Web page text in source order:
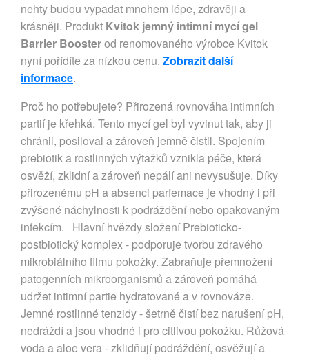
nehty budou vypadat mnohem lépe, zdravěji a
krásněji. Produkt Kvitok jemný intimní mycí gel
Barrier Boosterod renomovaného výrobce Kvitok
nyní pořídíte za nízkou cenu. Zobrazit další
informace.
Proč ho potřebujete? Přirozená rovnováha intimních
partií je křehká. Tento mycí gel byl vyvinut tak, aby ji
chránil, posiloval a zároveň jemně čistil. Spojením
prebiotik a rostlinných výtažků vznikla péče, která
osvěží, zklidní a zároveň nepálí ani nevysušuje. Díky
přirozenému pH a absenci parfemace je vhodný i při
zvýšené náchylnosti k podráždění nebo opakovaným
infekcím. Hlavní hvězdy složení Prebioticko-
postbiotický komplex - podporuje tvorbu zdravého
mikrobiálního filmu pokožky. Zabraňuje přemnožení
patogenních mikroorganismů a zároveň pomáhá
udržet intimní partie hydratované a v rovnováze.
Jemné rostlinné tenzidy - šetrně čistí bez narušení pH,
nedráždí a jsou vhodné i pro citlivou pokožku. Růžová
voda a aloe vera - zklidňují podráždění, osvěžují a